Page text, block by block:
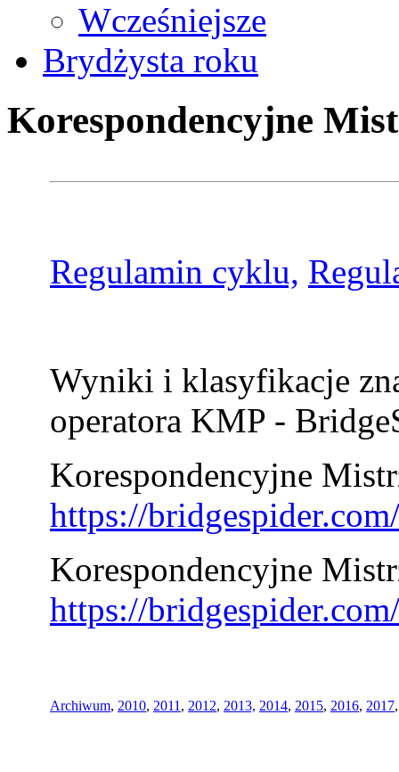
Wcześniejsze
Brydżysta roku
Korespondencyjne
Regulamin cyklu,
Wyniki i klasyfikacje
operatora KMP -
Korespondencyjne
https://
Korespondencyjne
https://
Archiwum, 2010, 2011 , 2012, 2013, 2014, 2015, 2016, 2017